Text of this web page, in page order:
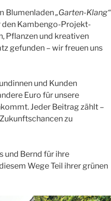
Blumenladen„Garten-Klang“
den Kambengo-Projekt-
Pflanzen und kreativen
gefunden – wir freuen uns
und Kunden
Euro für unsere
Jeder Beitrag zählt –
zu
und Bernd für ihre
Wege Teil ihrer grünen